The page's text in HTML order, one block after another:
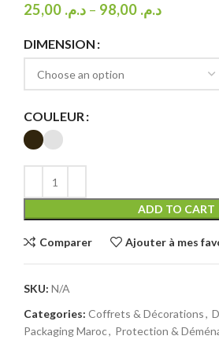
د.م. – د.م.
DIMENSION
COULEUR
ADD TO CART
Comparer Ajouter à mes
SKU: N/A
Categories: Coffrets & Décorations,
Packaging Maroc, Protection &